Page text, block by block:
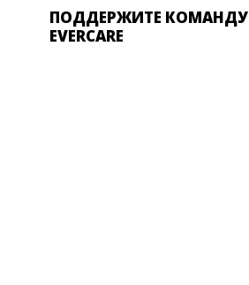
ПОДДЕРЖИТЕ КОМАНДУ
EVERCARE